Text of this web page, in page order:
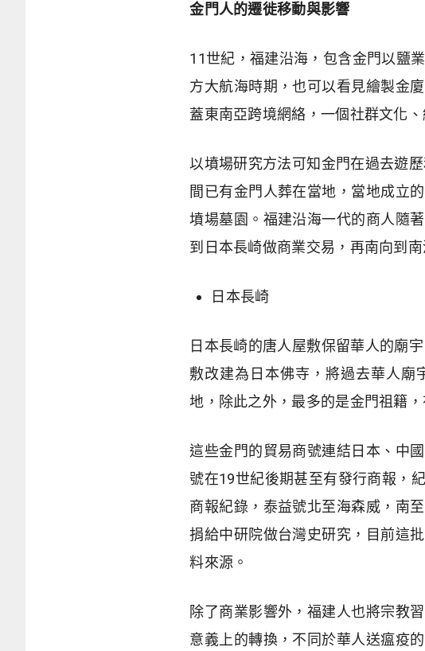
金門人的遷徙移動與影響
11世紀，福建沿海，包含金門以鹽
方大航海時期，也可以看見繪製金
蓋東南亞跨境網絡，一個社群文化、
以墳場研究方法可知金門在過去遊
間已有金門人葬在當地，當地成立
墳場墓園。福建沿海一代的商人隨
到日本長崎做商業交易，再南向到
日本長崎
日本長崎的唐人屋敷保留華人的廟
敷改建為日本佛寺，將過去華人廟
地，除此之外，最多的是金門祖籍，
這些金門的貿易商號連結日本、中
號在19世紀後期甚至有發行商報，
商報紀錄，泰益號北至海森威，南
捐給中研院做台灣史研究，目前這
料來源。
除了商業影響外，福建人也將宗教
意義上的轉換，不同於華人送瘟疫